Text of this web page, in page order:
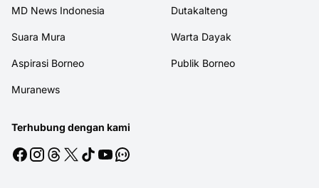
MD News Indonesia Dutakalteng
Suara Mura Warta Dayak
Aspirasi Borneo Publik Borneo
Muranews
Terhubung dengan kami